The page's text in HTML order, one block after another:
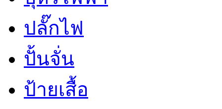
ปลั๊กไฟ
ปั้นจั่น
ป้ายเสื้อ